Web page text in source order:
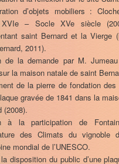
d’objets mobiliers :
XVIe – Socle XVe siècle
saint Bernard et la Vierge
2011).
de la demande par M. Jumeau
la maison natale de saint
de la pierre de fondation des
gravée de 1841 dans la
(2008).
à la participation de
des Climats du vignoble
mondial de l’UNESCO.
disposition du public d’une